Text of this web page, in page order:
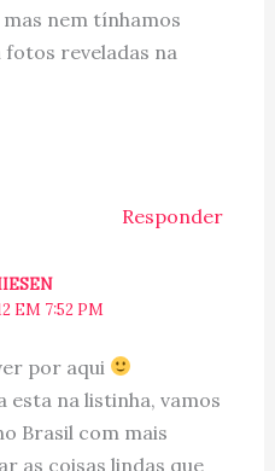
nem tínhamos
reveladas na
Responder
EM 7:52 PM
por aqui
esta na listinha, vamos
Brasil com mais
as coisas lindas que